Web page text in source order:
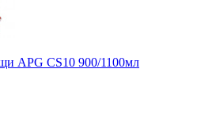
APG CS10 900/1100мл